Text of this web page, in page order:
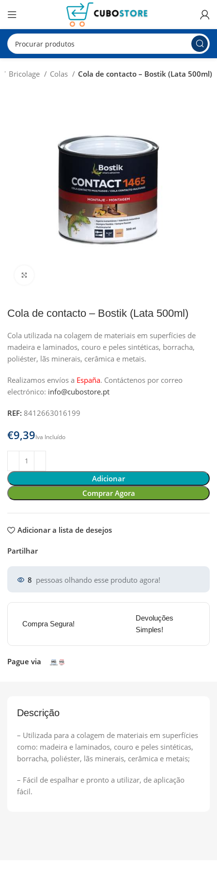
Bricolage Colas Cola de contacto – Bostik (Lata 500ml)
Cola de contacto – Bostik (Lata 500ml)
Cola utilizada na colagem de materiais em superfícies de
madeira e laminados, couro e peles sintéticas, borracha,
poliéster, lãs minerais, cerâmica e metais.
Realizamos envíos a España. Contáctenos por correo
electrónico: info@cubostore.pt
REF:8412663016199
€
Adicionar
Comprar Agora
Adicionar a lista de desejos
Partilhar
8 pessoas olhando esse produto agora!
Compra Segura!
Devoluções
Simples!
Pague via
Descrição
– Utilizada para a colagem de materiais em superfícies
como: madeira e laminados, couro e peles sintéticas,
borracha, poliéster, lãs minerais, cerâmica e metais;
– Fácil de espalhar e pronto a utilizar, de aplicação
fácil.